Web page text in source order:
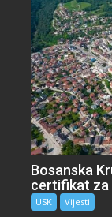
Bosanska
certifikat za
USK Vijesti